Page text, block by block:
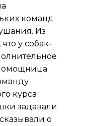
команд
Из
у собак-
курса
задавали
о